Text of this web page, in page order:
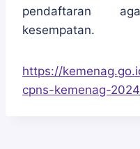
pendaftaran
kesempatan.
https://
cpns-kemenag-2024